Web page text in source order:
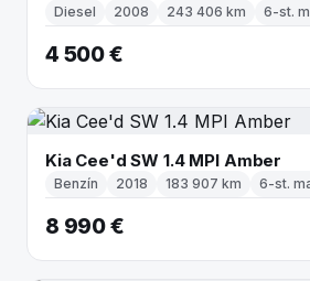
Diesel 2008 243 406 km 6-st.
4 500 €
Kia Cee'd SW 1.4 MPI Amber
Benzín 2018 183 907 km 6-st.
8 990 €